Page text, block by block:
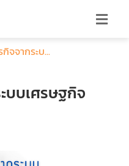
จจากระบ...
บบเศรษฐกิจ